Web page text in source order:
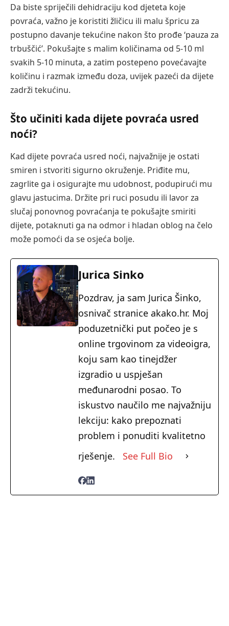
Da biste spriječili dehidraciju kod djeteta koje
povraća, važno je koristiti žličicu ili malu špricu za
postupno davanje tekućine nakon što prođe ‘pauza za
trbuščić’. Pokušajte s malim količinama od 5-10 ml
svakih 5-10 minuta, a zatim postepeno povećavajte
količinu i razmak između doza, uvijek pazeći da dijete
zadrži tekućinu.
Što učiniti kada dijete povraća usred
noći?
Kad dijete povraća usred noći, najvažnije je ostati
smiren i stvoriti sigurno okruženje. Priđite mu,
zagrlite ga i osigurajte mu udobnost, podupirući mu
glavu jastucima. Držite pri ruci posudu ili lavor za
slučaj ponovnog povraćanja te pokušajte smiriti
dijete, potaknuti ga na odmor i hladan oblog na čelo
može pomoći da se osjeća bolje.
Jurica Sinko
Pozdrav, ja sam Jurica Šinko,
osnivač stranice akako.hr. Moj
poduzetnički put počeo je s
online trgovinom za videoigra,
koju sam kao tinejdžer
izgradio u uspješan
međunarodni posao. To
iskustvo naučilo me najvažniju
lekciju: kako prepoznati
problem i ponuditi kvalitetno
rješenje.
See Full Bio